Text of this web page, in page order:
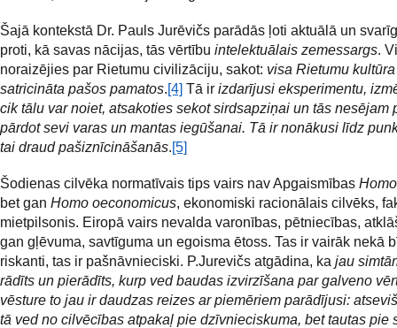
Šajā kontekstā Dr. Pauls Jurēvičs parādās ļoti aktuālā un
proti, kā savas nācijas, tās vērtību intelektuālais zemessargs.
noraizējies par Rietumu civilizāciju, sakot: visa Rietumu
satricināta pašos pamatos.[4] Tā ir izdarījusi eksperimentu,
cik tālu var noiet, atsakoties sekot sirdsapziņai un tās nesējam
pārdot sevi varas un mantas iegūšanai. Tā ir nonākusi līdz
tai draud pašiznīcināšanās.[5]
Šodienas cilvēka normatīvais tips vairs nav Apgaismības
bet gan Homo oeconomicus, ekonomiski racionālais cilvēks,
mietpilsonis. Eiropā vairs nevalda varonības, pētniecības,
gan gļēvuma, savtīguma un egoisma ētoss. Tas ir vairāk nekā
riskanti, tas ir pašnāvnieciski. P.Jurevičs atgādina, ka jau
rādīts un pierādīts, kurp ved baudas izvirzīšana par galveno
vēsture to jau ir daudzas reizes ar piemēriem parādījusi:
tā ved no cilvēcības atpakaļ pie dzīvnieciskuma, bet tautas pie